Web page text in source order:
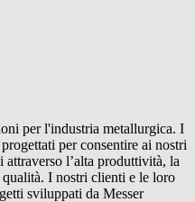
per l'industria metallurgica. I
per consentire ai nostri
l’alta produttività, la
I nostri clienti e le loro
sviluppati da Messer